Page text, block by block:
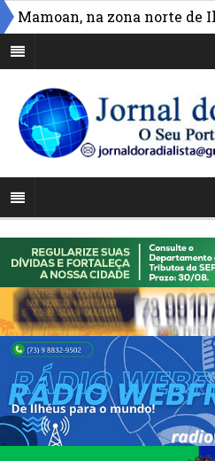
na zona norte de Ilhéus